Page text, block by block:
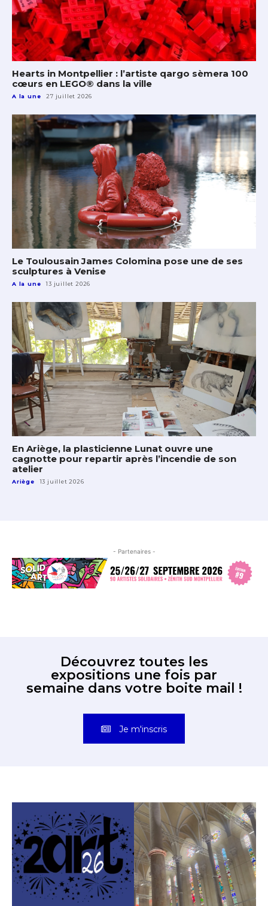
Hearts in Montpellier : l’artiste qargo sèmera 100
cœurs en LEGO® dans la ville
A la une 27 juillet 2026
Le Toulousain James Colomina pose une de ses
sculptures à Venise
A la une 13 juillet 2026
En Ariège, la plasticienne Lunat ouvre une
cagnotte pour repartir après l’incendie de son
atelier
Ariège 13 juillet 2026
- Partenaires -
Découvrez toutes les
expositions une fois par
semaine dans votre boite mail !
Je m'inscris